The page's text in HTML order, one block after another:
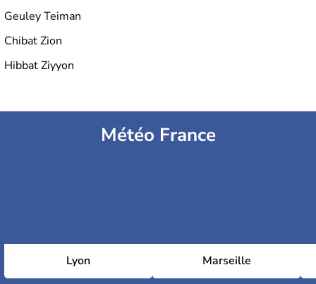
Geuley Teiman
Chibat Zion
Hibbat Ziyyon
Météo France
Lyon Marseille